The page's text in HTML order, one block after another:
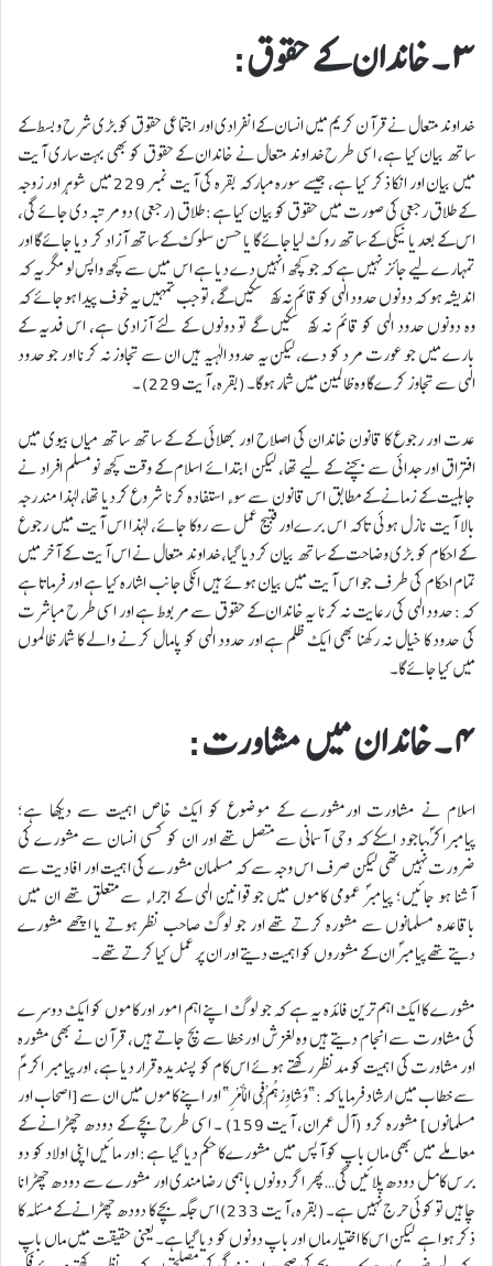
۳ ۔ خاندان کے حقوق:
خداوند متعال نے قرآن کریم میں انسان کےانفرادی اور اجتماعی حقوق کو بڑی شرح و بسط کے
ساتھ بیان کیا ہے، اسی طرح خداوند متعال نے خاندان کے حقوق کو بھی بہت ساری آیت
میں بیان اور انکا ذکر کیا ہے، جیسے سورہ مبارکہ بقرہ کی آیت نمبر 229 میں شوہر اور زوجہ
کے طلاق رجعی کی صورت میں حقوق کو بیان کیا ہے: طلاق (رجعی) دو مرتبہ دی جائے گی،
اس کے بعد یا نیکی کے ساتھ روک لیا جائے گا یا حسن سلوک کے ساتھ آزاد کر دیا جائے گا اور
تمہارے لیے جائز نہیں ہے کہ جو کچھ انہیں دے دیا ہے اس میں سے کچھ واپس لو مگر یہ کہ
اندیشہ ہو کہ دونوں حدود الہی کو قائم نہ رکھ سکیں گے، تو جب تمہیں یہ خوف پیدا ہوجائے کہ
وہ دونوں حدود الہی کو قائم نہ رکھ سکیں گے تو دونوں کے لئے آزادی ہے، اس فدیہ کے
بارے میں جو عورت مرد کو دے، لیکن یہ حدود الہیہ ہیں ان سے تجاوز نہ کرنا اور جو حدود
الہی سے تجاوز کرے گا وہ ظالمین میں شمار ہوگا۔ (بقره، آیت 229) ۔
عدت اور رجوع کا قانون خاندان کی اصلاح اور بھلائی کے کے ساتھ ساتھ میاں بیوی میں
افتراق اور جدائی سے بچنے کے لیے تھا، لیکن ابتدائے اسلام کے وقت کچھ نومسلم افراد نے
جاہلیت کے زمانے کےمطابق اس قانون سے سوء استفادہ کرنا شروع کردیا تھا، لہذا مندرجہ
بالا آیت نازل ہوئی تاکہ اس برےاورقبیح عمل سے روکا جائے، لہذا اس آیت میں رجوع
کے احکام کو بڑی وضاحت کے ساتھ بیان کردیا گیا، خداوند متعال نے اس آیت کے آخر میں
تمام احکام کی طرف جو اس آیت میں بیان ہوئے ہیں انکی جانب اشارہ کیا ہے اور فرماتا ہے
کہ: حدود الہی کی رعایت نہ کرنا یہ خاندان کے حقوق سے مربوط ہے اور اسی طرح مباشرت
کی حدود کا خیال نہ رکھنا بھی ایک ظلم ہے اور حدود الہی کو پامال کرنے والے کا شمار ظالموں
میں کیا جائے گا۔
۴ ۔ خاندان میں مشاورت:
اسلام نے مشاورت اورمشورے کے موضوع کو ایک خاص اہمیت سے دیکھا ہے؛
پیامبراکرمؐباجود اسکے کہ وحی آسمانی سےمتصل تھے اور ان کو کسی انسان سے مشورے کی
ضرورت نہیں تھی لیکن صرف اس وجہ سے کہ مسلمان مشورے کی اہمیت اور افادیت سے
آشنا ہو جائیں؛ پیامبرؐ عمومی کاموں میں جوقوانین الہی کے اجراء سےمتعلق تھے ان میں
باقاعدہ مسلمانوں سے مشورہ کرتے تھے اور جو لوگ صاحب نظر ہوتے یا اچھے مشورے
دیتے تھے پیامبرؐ ان کے مشوروں کو اہمیت دیتے اور ان پر عمل کیا کرتے تھے۔
مشورے کا ایک اہم ترین فائدہ یہ ہے کہ جو لوگ اپنے اہم امور اور کاموں کو ایک دوسرے
کی مشاورت سے انجام دیتے ہیں وہ لغزش اور خطا سے بچ جاتے ہیں، قرآن نے بھی مشورہ
اور مشاورت کی اہمیت کو مدنظر رکھتے ہوئے اس کام کو پسندیدہ قرار دیا ہے، اور پیامبر اکرمؐ
سے خطاب میں ارشاد فرمایا کہ:”وَ شاوِرْهُمْ فِی الْأَمْرِ ” اور اپنے کاموں میں ان سے [اصحاب اور
مسلمانوں] مشورہ کرو (آل عمران، آیت 159) ۔ اسی طرح بچے کے دودھ چھڑانے کے
معاملے میں بھی ماں باپ کو آپس میں مشورے کا حکم دیا گیا ہے: اور مائیں اپنی اولاد کو دو
برس کامل دودھ پلائیں گی… پھر اگر دونوں باہمی رضامندی اور مشورے سے دودھ چھڑانا
چاہیں تو کوئی حرج نہیں ہے۔ (بقره، آیت 233) اس جگہ بچے کا دودھ چھڑانے کے مسئلہ کا
ذکر ہوا ہے لیکن اس کا اختیار ماں اور باپ دونوں کو دیا گیا ہے۔ یعنی حقیقت میں ماں باپ